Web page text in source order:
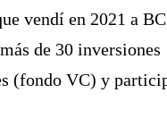
vendí en 2021 a
de 30 inversiones
(fondo VC) y